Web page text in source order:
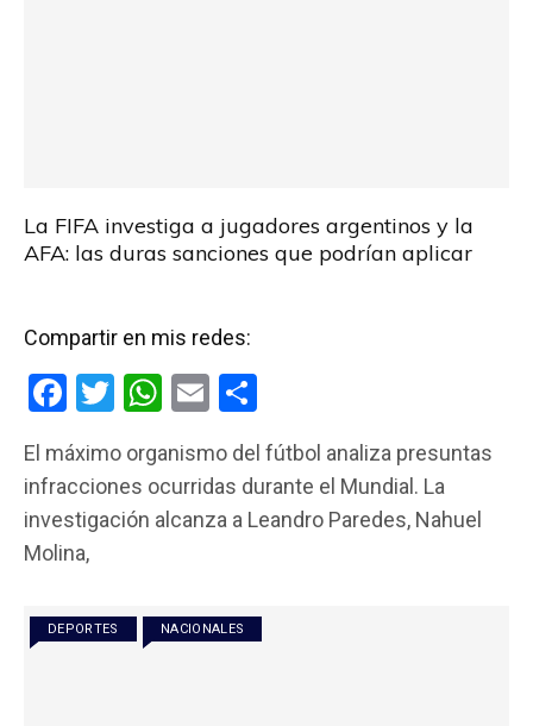
La FIFA investiga a jugadores argentinos y la
AFA: las duras sanciones que podrían aplicar
Compartir en mis redes:
F
ce
b
o
k
T
tt
er
W
at
s
p
E
ail m
p
El máximo organismo del fútbol analiza presuntas
infracciones ocurridas durante el Mundial. La
investigación alcanza a Leandro Paredes, Nahuel
Molina,
DEPORTES NACIONALES